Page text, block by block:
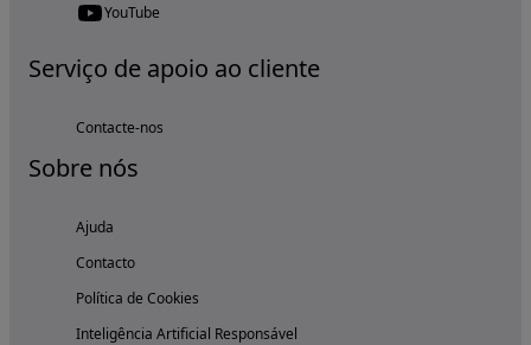
YouTube
Serviço de apoio ao cliente
Contacte-nos
Sobre nós
Ajuda
Contacto
Política de Cookies
Inteligência Artificial Responsável